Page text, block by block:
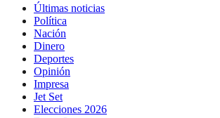
Últimas noticias
Política
Nación
Dinero
Deportes
Opinión
Impresa
Jet Set
Elecciones 2026